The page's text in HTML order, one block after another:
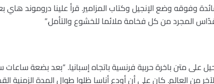
وفوقه وضع الإنجيل وكتاب المزامير. قرأ علينا دروموند
المجرد من كل فخامة ملائما للخشوع والتأمل.”
على متن باخرة حربية فرنسية باتجاه إسبانيا. “بعد بضعة
من العالم. كان علي أن أودع أناسا ظلوا طوال المدة الزمنية